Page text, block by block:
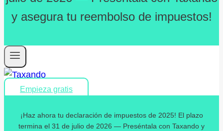
y asegura tu reembolso de impuestos!
Empieza gratis
¡Haz ahora tu declaración de impuestos de 2025! El plazo
termina el 31 de julio de 2026 — Preséntala con Taxando y